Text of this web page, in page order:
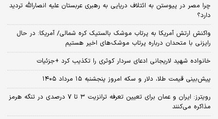
چرا مصر در پیوستن به ائتلاف دریایی به رهبری عربستان علیه انصارالله تردید
دارد؟
واکنش ارتش آمریکا به پرتاب موشک بالستیک کره شمالی/ آمریکا: در حال
رایزنی با متحدان درباره پرتاب موشک‌های اخیر هستیم
خانواده شهید لاریجانی ادعای سردار کوثری را تکذیب کرد +جزئیات
پیش‌بینی قیمت طلا، دلار و سکه امروز پنجشنبه ۱۵ مرداد ۱۴۰۵
رویترز: ایران و عمان برای تعیین تعرفه ترانزیت ۳ تا ۷ درصدی در تنگه هرمز
مذاکره می‌کنند